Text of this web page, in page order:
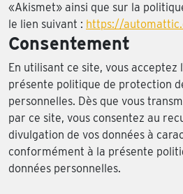
«Akismet» ainsi que sur la
le lien suivant : https://
Consentement
En utilisant ce site, vous acceptez
présente politique de protection
personnelles. Dès que vous
par ce site, vous consentez au
divulgation de vos données à
conformément à la présente
données personnelles.